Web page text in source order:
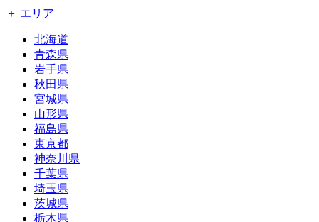
＋ エリア
北海道
青森県
岩手県
秋田県
宮城県
山形県
福島県
東京都
神奈川県
千葉県
埼玉県
茨城県
栃木県